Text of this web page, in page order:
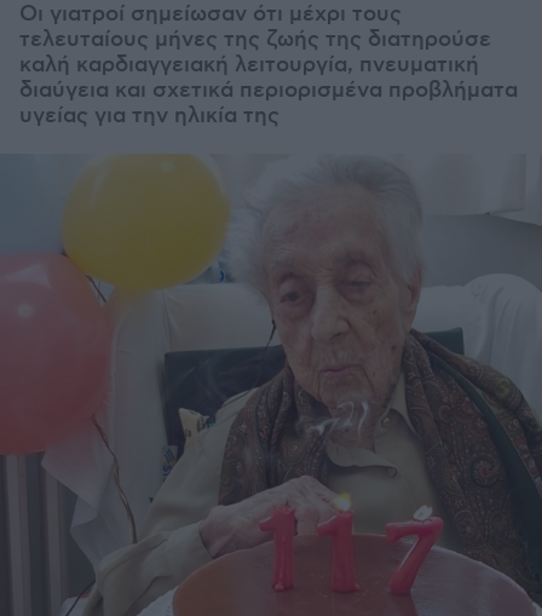
Οι γιατροί σημείωσαν ότι μέχρι τους
τελευταίους μήνες της ζωής της διατηρούσε
καλή καρδιαγγειακή λειτουργία, πνευματική
διαύγεια και σχετικά περιορισμένα προβλήματα
υγείας για την ηλικία της